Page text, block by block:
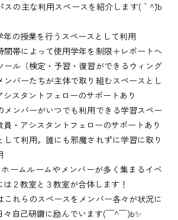
の主な利用スペースを紹介します(｀^´)b
の授業を行うスペースとして利用
帯によって使用学年を制限＋レポートへ
ール（検定・予習・復習ができるウィング
ンバーたちが主体で取り組むスペースとし
スタントフェローのサポートあり
ンバーがいつでも利用できる学習スペー
・アシスタントフェローのサポートあり
て利用。誰にも邪魔されずに学習に取り
ームルームやメンバーが多く集まるイベ
２教室と３教室が合体します！
これらのスペースをメンバー各々が状況に
自己研鑽に励んでいます(￣^￣)b✨